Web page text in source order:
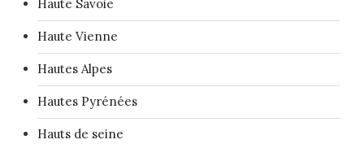
Haute Savoie
Haute Vienne
Hautes Alpes
Hautes Pyrénées
Hauts de seine